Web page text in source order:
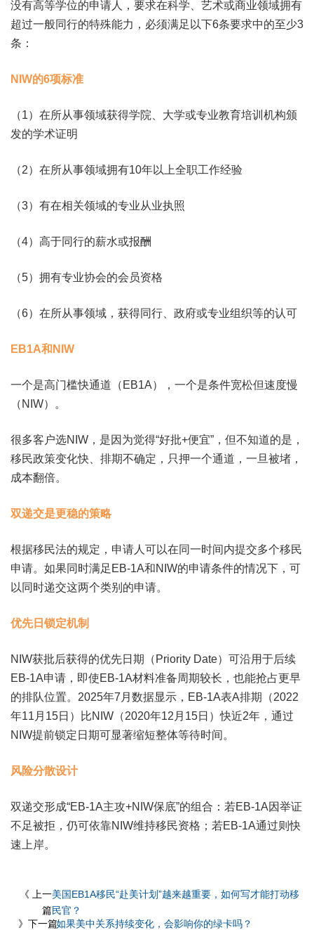
没有高等学位的申请人，要求在科学、艺术或商业领域拥有
超过一般同行的特殊能力，必须满足以下6条要求中的至少3
条：
NIW的6项标准
（1）在所从事领域获得学院、大学或专业教育培训机构颁
发的学术证明
（2）在所从事领域拥有10年以上全职工作经验
（3）有在相关领域的专业从业执照
（4）高于同行的薪水或报酬
（5）拥有专业协会的会员资格
（6）在所从事领域，获得同行、政府或专业组织等的认可
EB1A和NIW
一个是高门槛快通道（EB1A），一个是条件宽松但速度慢
（NIW）。
很多客户选NIW，是因为觉得“好批+便宜”，但不知道的是，
移民政策变化快、排期不确定，只押一个通道，一旦被堵，
成本翻倍。
双递交是更稳的策略
根据移民法的规定，申请人可以在同一时间内提交多个移民
申请。如果同时满足EB-1A和NIW的申请条件的情况下，可
以同时递交这两个类别的申请。
优先日锁定机制
NIW获批后获得的优先日期（Priority Date）可沿用于后续
EB-1A申请，即使EB-1A材料准备周期较长，也能抢占更早
的排队位置。2025年7月数据显示，EB-1A表A排期（2022
年11月15日）比NIW（2020年12月15日）快近2年，通过
NIW提前锁定日期可显著缩短整体等待时间‌。
风险分散设计
双递交形成“EB-1A主攻+NIW保底”的组合：若EB-1A因举证
不足被拒，仍可依靠NIW维持移民资格；若EB-1A通过则快
速上岸‌。
《 上一
篇
美国EB1A移民“赴美计划”越来越重要，如何写才能打动移
民官？
》下一篇如果美中关系持续变化，会影响你的绿卡吗？